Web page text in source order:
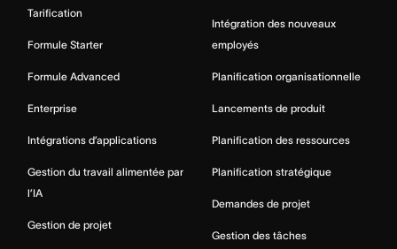
Tarification
Formule Starter
Formule Advanced
Enterprise
Intégrations d’applications
Gestion du travail alimentée par
l’IA
Gestion de projet
Intégration des nouveaux
employés
Planification organisationnelle
Lancements de produit
Planification des ressources
Planification stratégique
Demandes de projet
Gestion des tâches